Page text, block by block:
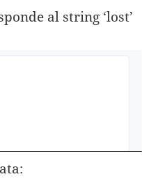
al string ‘lost’